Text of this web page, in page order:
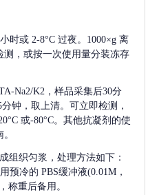
时或 2-8°C 过夜。1000×g 离
测，或按一次使用量分装冻存
Na2/K2，样品采集后30分
钟，取上清。可立即检测，
或-80°C。其他抗凝剂的使
组织匀浆，处理方法如下：
预冷的 PBS缓冲液(0.01M，
称重后备用。